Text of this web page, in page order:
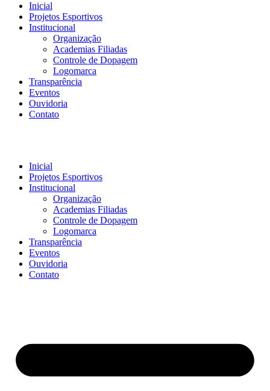
Inicial
Projetos Esportivos
Institucional
Organização
Academias Filiadas
Controle de Dopagem
Logomarca
Transparência
Eventos
Ouvidoria
Contato
Inicial
Projetos Esportivos
Institucional
Organização
Academias Filiadas
Controle de Dopagem
Logomarca
Transparência
Eventos
Ouvidoria
Contato